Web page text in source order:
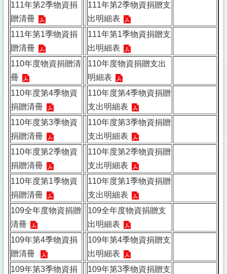
111年第2季物資捐
贈清冊
111年第2季物資捐贈支
出明細表
111年第1季物資捐
贈清冊
111年第1季物資捐贈支
出明細表
110年度物資捐贈清
冊
110年度物資捐贈支出
明細表
110年度第4季物資
捐贈清冊
110年度第4季物資捐贈
支出明細表
110年度第3季物資
捐贈清冊
110年度第3季物資捐贈
支出明細表
110年度第2季物資
捐贈清冊
110年度第2季物資捐贈
支出明細表
110年度第1季物資
捐贈清冊
110年度第1季物資捐贈
支出明細表
109全年度物資捐贈
清冊
109全年度物資捐贈支
出明細表
109年第4季物資捐
贈清冊
109年第4季物資捐贈支
出明細表
109年第3季物資捐
109年第3季物資捐贈支